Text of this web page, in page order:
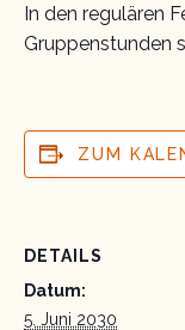
In den regulären
Gruppenstunden
ZUM
DETAILS
Datum:
5. Juni 2030